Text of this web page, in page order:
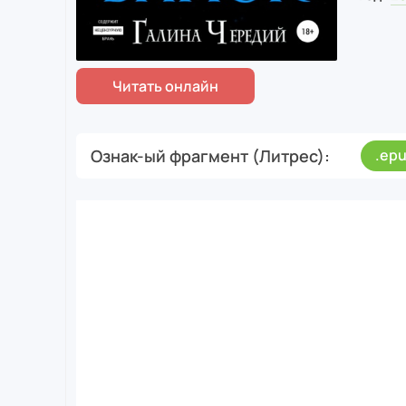
Ознак-ый фрагмент (Литрес)